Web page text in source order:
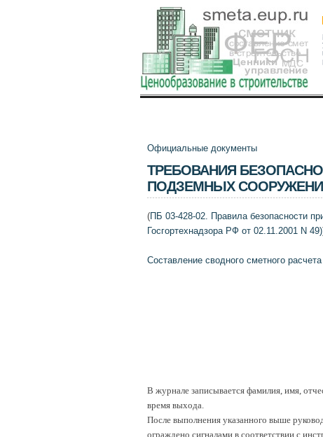
Официальные документы
ТРЕБОВАНИЯ
ПОДЗЕМНЫХ
(ПБ 03-428-02. Правила безопасности
Госгортехнадзора РФ от 02.11.2001 N 49)
Составление сводного сметного
В журнале записывается фамилия, имя,
время выхода.
После выполнения указанного выше
ограждено сигналами в соответствии с